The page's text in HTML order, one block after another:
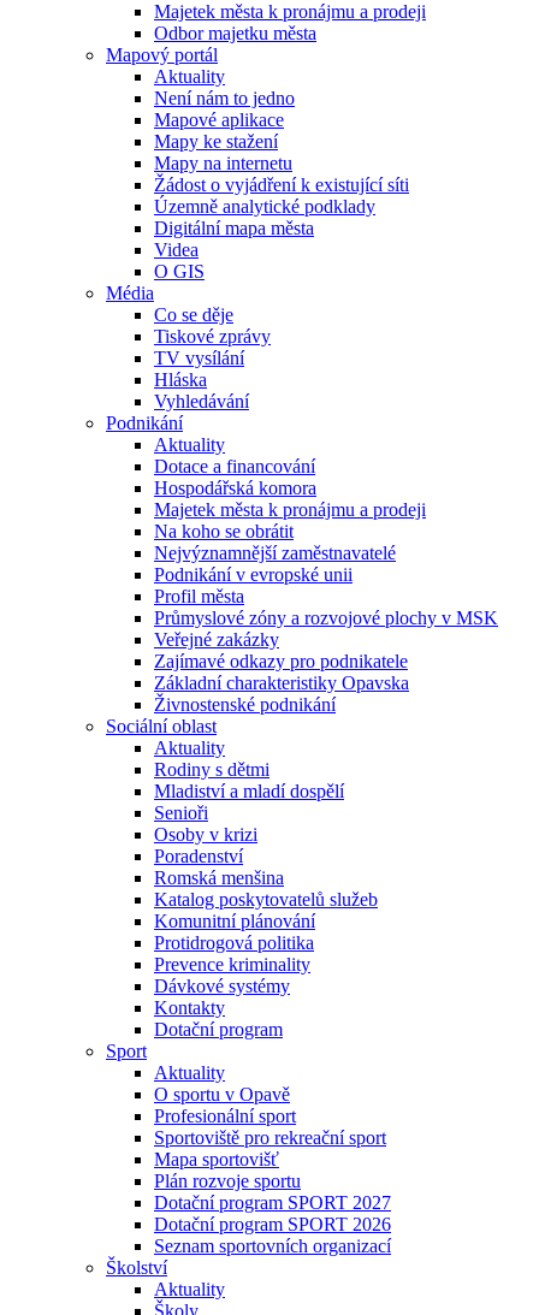
Majetek města k pronájmu a prodeji
Odbor majetku města
Mapový portál
Aktuality
Není nám to jedno
Mapové aplikace
Mapy ke stažení
Mapy na internetu
Žádost o vyjádření k existující síti
Územně analytické podklady
Digitální mapa města
Videa
O GIS
Média
Co se děje
Tiskové zprávy
TV vysílání
Hláska
Vyhledávání
Podnikání
Aktuality
Dotace a financování
Hospodářská komora
Majetek města k pronájmu a prodeji
Na koho se obrátit
Nejvýznamnější zaměstnavatelé
Podnikání v evropské unii
Profil města
Průmyslové zóny a rozvojové plochy v MSK
Veřejné zakázky
Zajímavé odkazy pro podnikatele
Základní charakteristiky Opavska
Živnostenské podnikání
Sociální oblast
Aktuality
Rodiny s dětmi
Mladiství a mladí dospělí
Senioři
Osoby v krizi
Poradenství
Romská menšina
Katalog poskytovatelů služeb
Komunitní plánování
Protidrogová politika
Prevence kriminality
Dávkové systémy
Kontakty
Dotační program
Sport
Aktuality
O sportu v Opavě
Profesionální sport
Sportoviště pro rekreační sport
Mapa sportovišť
Plán rozvoje sportu
Dotační program SPORT 2027
Dotační program SPORT 2026
Seznam sportovních organizací
Školství
Aktuality